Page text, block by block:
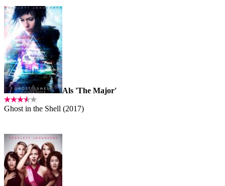
Als 'The Major'
Ghost in the Shell (2017)